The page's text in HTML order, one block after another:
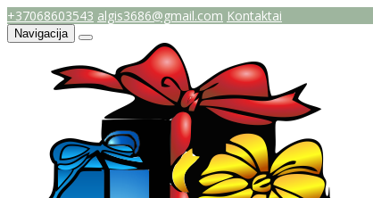
+37068603543 algis3686@gmail.com Kontaktai
Navigacija